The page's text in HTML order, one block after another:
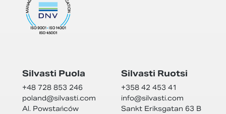
Silvasti Puola
+48 728 853 246
poland@silvasti.com
Al. Powstańców
Silvasti Ruotsi
+358 42 453 41
info@silvasti.com
Sankt Eriksgatan 63 B